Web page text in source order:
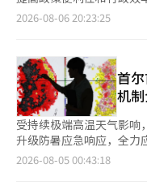
工产生了一次性费用，但
这些影响。 从商品来看，利润率相对较高的饮料和冰淇淋销售增
异化商品也推动了销售增
必需品折扣活动也为业绩贡献了力量。 政
收入最低的70%国民发
二批。补贴通过信用卡、
发放，以便在便利店等地方小商户使用
利性的方向调整。整体销
同期提高了0.4个百分点
商品利润率得以改善。 门店战略则朝着细分客户群体的方向进行
布的明年政府预算案。 综合国会及相关政府部门消息，保健福祉
府相关人士透露，新的制
收入等现有制度，命名为儿童基本收入
贴在发放对象、发放时间
1岁婴幼儿家庭发放，0岁
民币4800元），满1岁后每月可
全国9周岁以下儿童发放
并实施的《儿童补贴法》
至13周岁儿童。 “初次见面券”则在新生儿出生时一次性以消费
2026-08-06 20:23:25
首
机
受持续极端高温天气影
升级防暑应急响应，全力应
午11时，气象厅对首尔
2026-08-05 00:43:18